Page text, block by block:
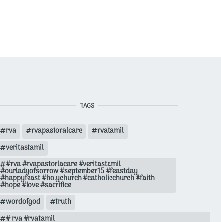
TAGS
rva rvapastoralcare
rvatamil
veritastamil
#rva #rvapastorlacare #veritastamil
#ourladyofsorrow #september15 #feastday
#happyfeast #holychurch #catholicchurch #faith
#hope #love #sacrifice
wordofgod
truth
# rva #rvatamil